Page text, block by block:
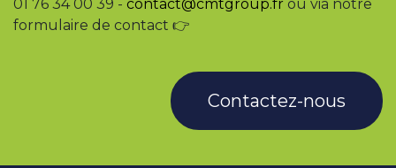
01 76 34 00 39 - contact@cmtgroup.fr ou via notre
formulaire de contact 👉
Contactez-nous